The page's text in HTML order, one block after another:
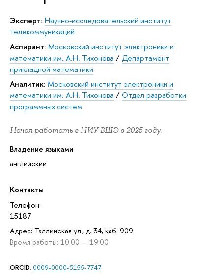
Эксперт: Научно-исследовательский институт
телекоммуникаций
аспирант: Московский институт электроники и
математики им. А.Н. Тихонова /Департамент
прикладной математики
Аналитик: Московский институт электроники и
математики им. А.Н. Тихонова /Отдел разработки
программных систем
Начал работать в НИУ ВШЭ в 2025 году.
Владение языками
английский
Контакты
Телефон:
15187
Адрес: Таллинская ул., д. 34, каб. 909
Время работы: 10:00 — 19:00
ORCID: 0009-0000-5155-7747